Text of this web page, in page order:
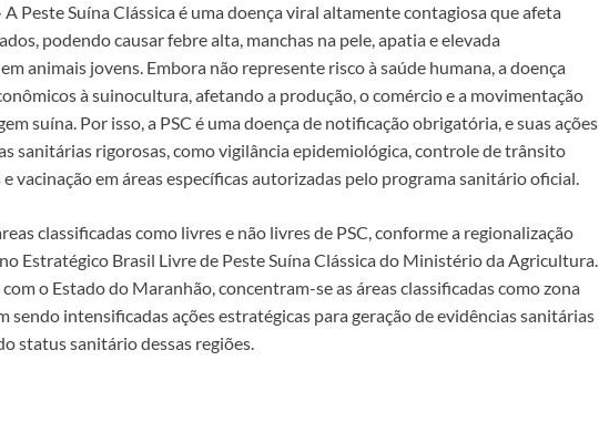
A Peste Suína Clássica é uma doença viral altamente contagiosa que afeta
podendo causar febre alta, manchas na pele, apatia e elevada
animais jovens. Embora não represente risco à saúde humana, a doença
à suinocultura, afetando a produção, o comércio e a movimentação
suína. Por isso, a PSC é uma doença de notificação obrigatória, e suas ações
sanitárias rigorosas, como vigilância epidemiológica, controle de trânsito
vacinação em áreas específicas autorizadas pelo programa sanitário oficial.
classificadas como livres e não livres de PSC, conforme a regionalização
Estratégico Brasil Livre de Peste Suína Clássica do Ministério da Agricultura.
o Estado do Maranhão, concentram-se as áreas classificadas como zona
sendo intensificadas ações estratégicas para geração de evidências sanitárias
status sanitário dessas regiões.